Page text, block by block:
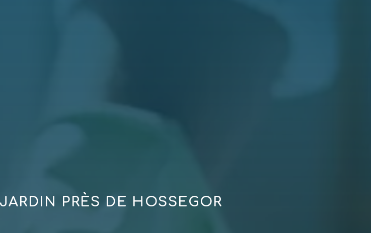
PRÈS DE HOSSEGOR